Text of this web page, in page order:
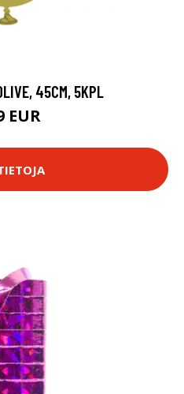
45CM, 5KPL
EUR